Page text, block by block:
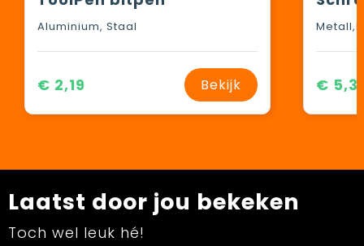
Aluminium, Staal
€ 2,19 Bekijk €
Laatst door jou bekeken
Toch wel leuk hé!